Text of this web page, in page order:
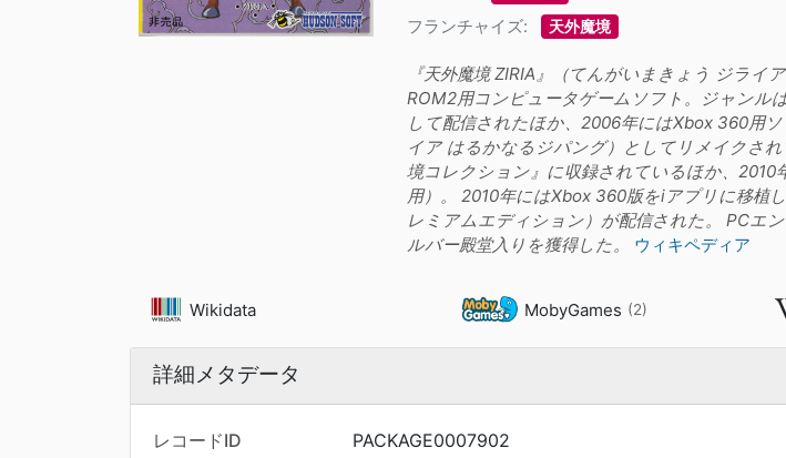
フランチャイズ: 天外魔境
『天外魔境 ZIRIA』（てんがいまきょう ジラ
ROM2用コンピュータゲームソフト。ジャンル
して配信されたほか、2006年にはXbox 360用
イア はるかなるジパング）としてリメイクさ
境コレクション』に収録されているほか、
用）。 2010年にはXbox 360版をiアプリに移植
レミアムエディション）が配信された。 PCエ
ルバー殿堂入りを獲得した。
ウィキペディア
Wikidata MobyGames (2)
詳細メタデータ
レコードID
PACKAGE0007902